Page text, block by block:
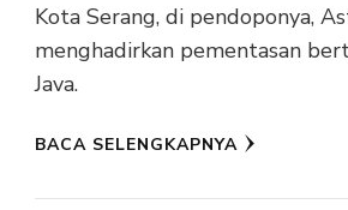
Kota Serang, di pendoponya,
menghadirkan pementasan
Java.
BACA SELENGKAPNYA